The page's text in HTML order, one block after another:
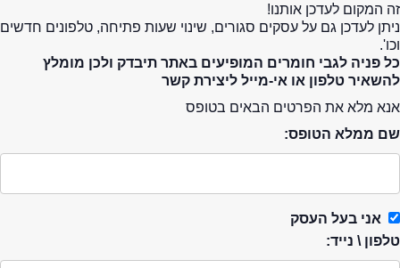
זה המקום לעדכן אותנו!
ניתן לעדכן גם על עסקים סגורים, שינוי שעות פתיחה, טלפונים חדשים
וכו'.
כל פניה לגבי חומרים המופיעים באתר תיבדק ולכן מומלץ
להשאיר טלפון או אי-מייל ליצירת קשר
אנא מלא את הפרטים הבאים בטופס
שם ממלא הטופס:
אני בעל העסק
טלפון \ נייד: